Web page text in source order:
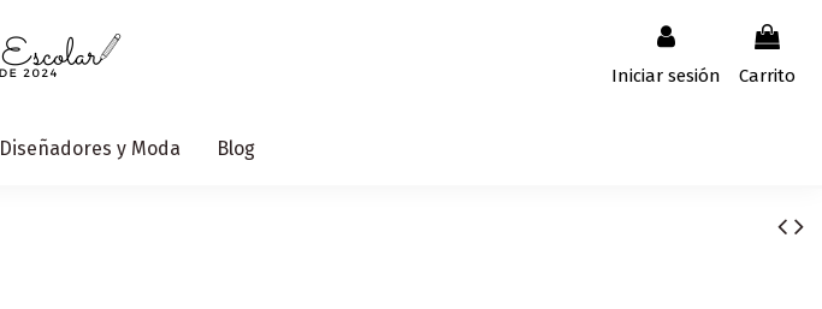
Iniciar sesión Carrito
Diseñadores y Moda Blog